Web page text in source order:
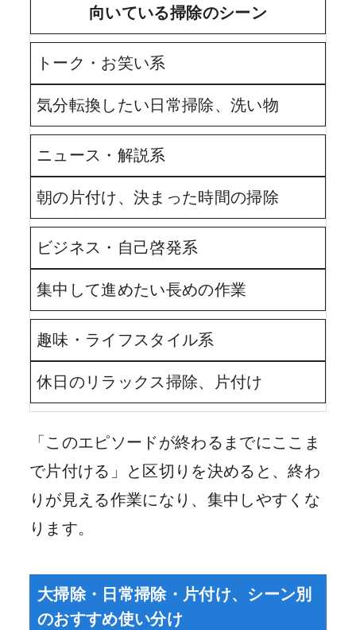
向いている掃除のシーン
トーク・お笑い系
気分転換したい日常掃除、洗い物
ニュース・解説系
朝の片付け、決まった時間の掃除
ビジネス・自己啓発系
集中して進めたい長めの作業
趣味・ライフスタイル系
休日のリラックス掃除、片付け
「このエピソードが終わるまでにここま
で片付ける」と区切りを決めると、終わ
りが見える作業になり、集中しやすくな
ります。
大掃除・日常掃除・片付け、シーン別
のおすすめ使い分け